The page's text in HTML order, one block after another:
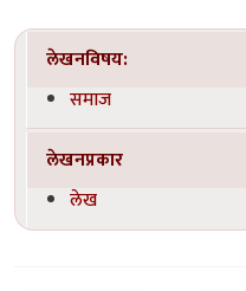
लेखनविषय:
समाज
लेखनप्रकार
लेख